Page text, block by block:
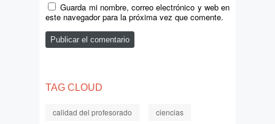
Guarda mi nombre, correo electrónico y web en
este navegador para la próxima vez que comente.
TAG CLOUD
calidad del profesorado ciencias